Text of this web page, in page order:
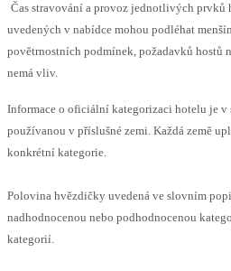
Čas stravování a provoz jednotlivých prvků
uvedených v nabídce mohou podléhat
povětrnostních podmínek, požadavků hostů
nemá vliv.
Informace o oficiální kategorizaci hotelu je v
používanou v příslušné zemi. Každá země
konkrétní kategorie.
Polovina hvězdičky uvedená ve slovním
nadhodnocenou nebo podhodnocenou
kategorií.